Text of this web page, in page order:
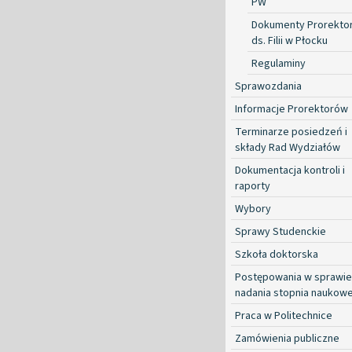
Dokumenty
ds. Filii w Płocku
Regulaminy
Sprawozdania
Informacje Prorektorów
Terminarze posiedzeń i
składy Rad Wydziałów
Dokumentacja kontroli i
raporty
Wybory
Sprawy Studenckie
Szkoła doktorska
Postępowania w sprawie
nadania stopnia
Praca w Politechnice
Zamówienia publiczne